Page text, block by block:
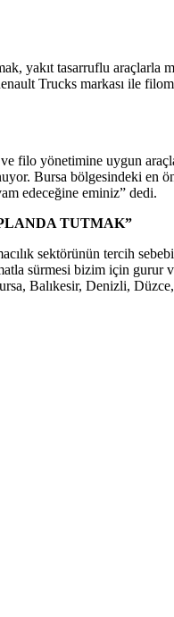
yakıt tasarruflu araçlarla
Trucks markası ile
filo yönetimine uygun
Bursa bölgesindeki en
edeceğine eminiz” dedi.
TUTMAK”
sektörünün tercih
sürmesi bizim için gurur
Balıkesir, Denizli,